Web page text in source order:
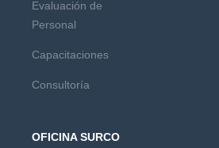
Evaluación de
Personal
Capacitaciones
Consultoría
OFICINA SURCO